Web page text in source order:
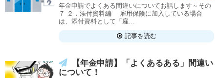
年金申請でよくある間違いについてお話します～その
７ ２．添付資料編 雇用保険に加入している場合
は、添付資料として「雇...
記事を読む
【年金申請】「よくあるある」間違い
について！